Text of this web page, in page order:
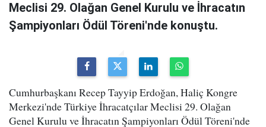
Meclisi 29. Olağan Genel Kurulu ve İhracatın
Şampiyonları Ödül Töreni'nde konuştu.
Cumhurbaşkanı Recep Tayyip Erdoğan, Haliç Kongre
Merkezi'nde Türkiye İhracatçılar Meclisi 29. Olağan
Genel Kurulu ve İhracatın Şampiyonları Ödül Töreni'nde